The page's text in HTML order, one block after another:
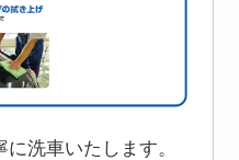
洗車いたします。